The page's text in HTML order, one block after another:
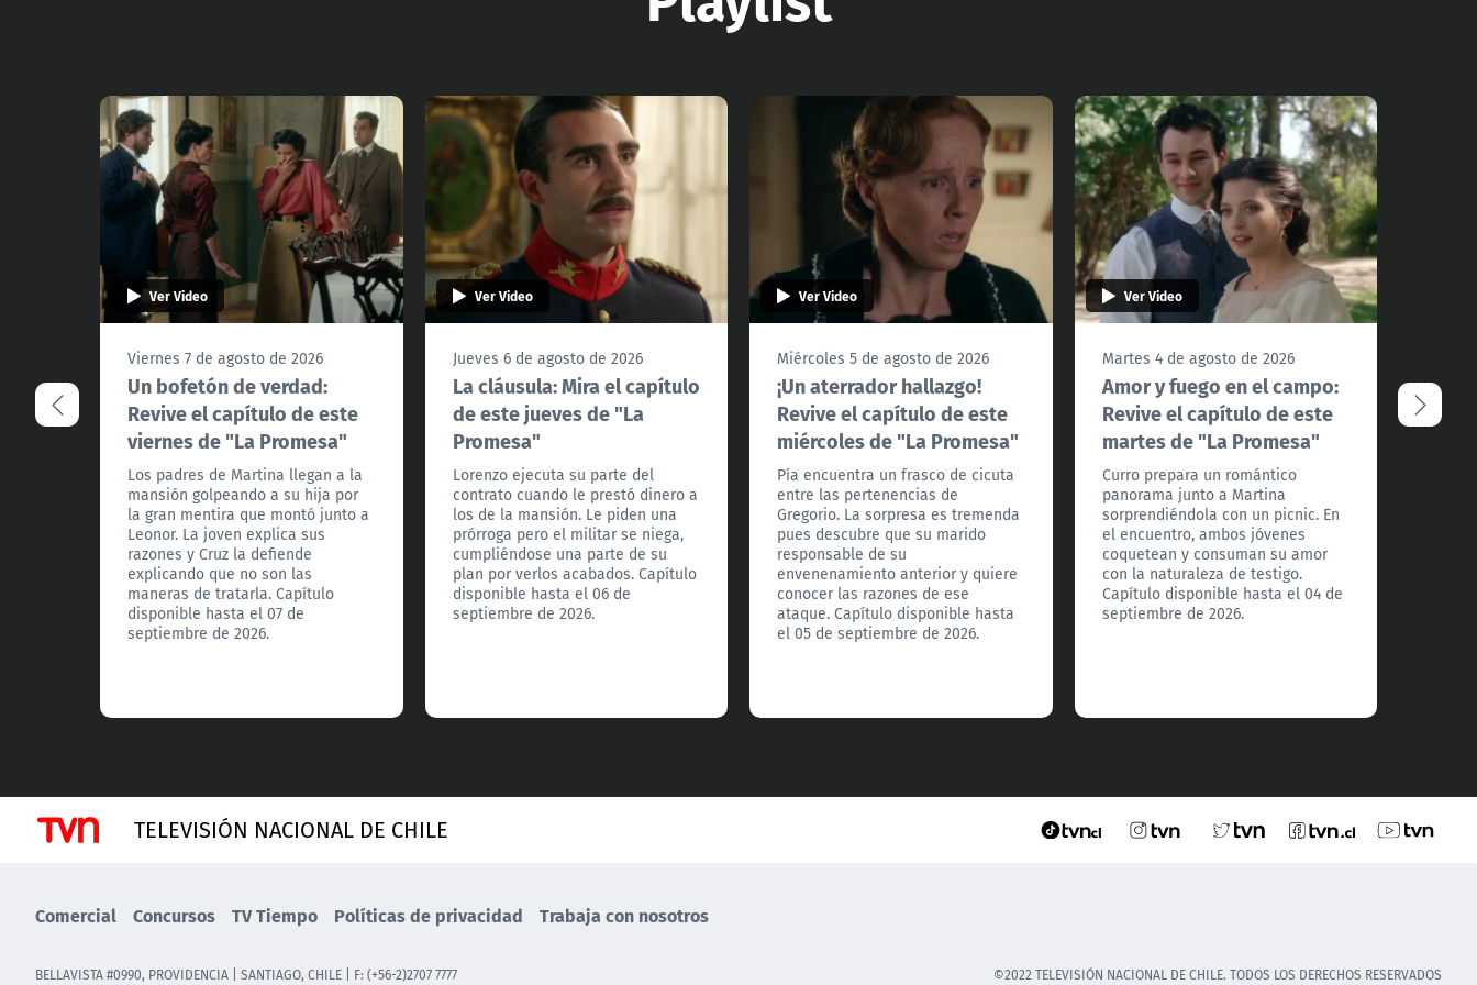
Ver Video
Viernes 7 de agosto de 2026
Un bofetón de verdad:
Revive el capítulo de este
viernes de "La Promesa"
Los padres de Martina llegan a la
mansión golpeando a su hija por
la gran mentira que montó junto a
Leonor. La joven explica sus
razones y Cruz la defiende
explicando que no son las
maneras de tratarla. Capítulo
disponible hasta el 07 de
septiembre de 2026.
Ver Video
Jueves 6 de agosto de 2026
La cláusula: Mira el capítulo
de este jueves de "La
Promesa"
Lorenzo ejecuta su parte del
contrato cuando le prestó dinero a
los de la mansión. Le piden una
prórroga pero el militar se niega,
cumpliéndose una parte de su
plan por verlos acabados. Capítulo
disponible hasta el 06 de
septiembre de 2026.
Ver Video
Miércoles 5 de agosto de 2026
¡Un aterrador hallazgo!
Revive el capítulo de este
miércoles de "La Promesa"
Pía encuentra un frasco de cicuta
entre las pertenencias de
Gregorio. La sorpresa es tremenda
pues descubre que su marido
responsable de su
envenenamiento anterior y quiere
conocer las razones de ese
ataque. Capítulo disponible hasta
el 05 de septiembre de 2026.
Ver Video
Martes 4 de agosto de 2026
Amor y fuego en el campo:
Revive el capítulo de este
martes de "La Promesa"
Curro prepara un romántico
panorama junto a Martina
sorprendiéndola con un picnic. En
el encuentro, ambos jóvenes
coquetean y consuman su amor
con la naturaleza de testigo.
Capítulo disponible hasta el 04 de
septiembre de 2026.
Un
de
TELEVISIÓN NACIONAL DE CHILE
Comercial Concursos TV Tiempo Políticas de privacidad Trabaja con nosotros
BELLAVISTA #0990, PROVIDENCIA | SANTIAGO, CHILE | F: (+56-2)2707 7777 ©2022 TELEVISIÓN NACIONAL DE CHILE. TODOS LOS DERECHOS RESERVADOS